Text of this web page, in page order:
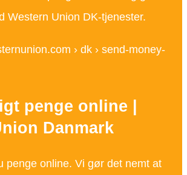
Western Union DK-tjenester.
› dk › send-money-
penge online |
Danmark
penge online. Vi gør det nemt at